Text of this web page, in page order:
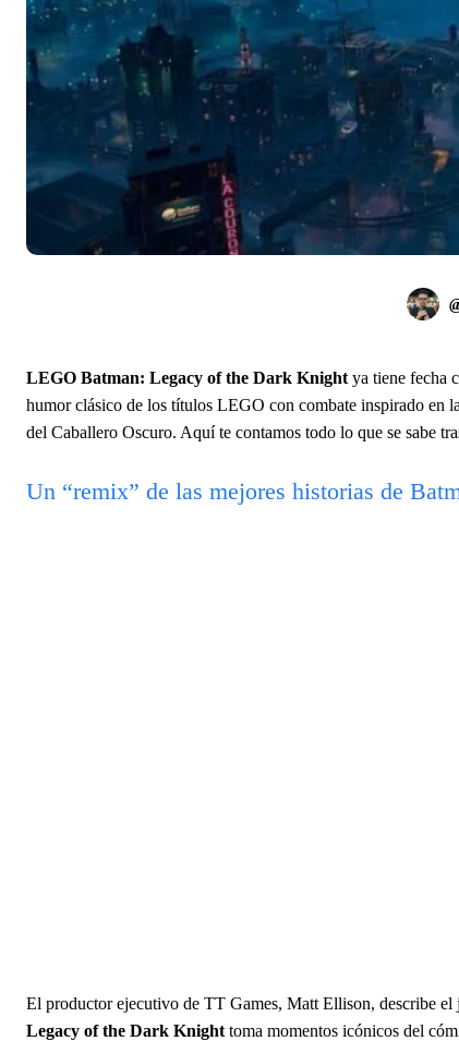
LEGO Batman: Legacy of the Dark Knight ya tiene fecha
humor clásico de los títulos LEGO con combate inspirado en
del Caballero Oscuro. Aquí te contamos todo lo que se sabe
Un “remix” de las mejores historias de
El productor ejecutivo de TT Games, Matt Ellison, describe
Legacy of the Dark Knight toma momentos icónicos del